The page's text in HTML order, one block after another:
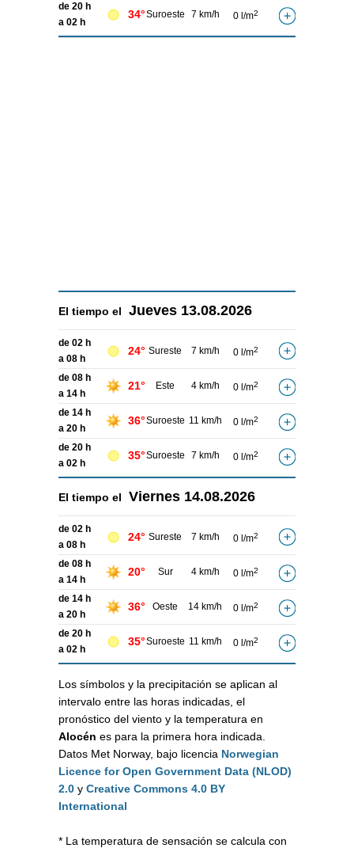
de 20 h
a 02 h
34°Suroeste 7 km/h 0 l/m2
El tiempo el Jueves 13.08.2026
de 02 h
a 08 h
24° Sureste 7 km/h 0 l/m2
de 08 h
a 14 h
21° Este 4 km/h 0 l/m2
de 14 h
a 20 h
36°Suroeste 11 km/h 0 l/m2
de 20 h
a 02 h
35°Suroeste 7 km/h 0 l/m2
El tiempo el Viernes 14.08.2026
de 02 h
a 08 h
24° Sureste 7 km/h 0 l/m2
de 08 h
a 14 h
20° Sur 4 km/h 0 l/m2
de 14 h
a 20 h
36° Oeste 14 km/h 0 l/m2
de 20 h
a 02 h
35°Suroeste 11 km/h 0 l/m2
Los símbolos y la precipitación se aplican al
intervalo entre las horas indicadas, el
pronóstico del viento y la temperatura en
Alocén es para la primera hora indicada.
Datos Met Norway, bajo licencia Norwegian
Licence for Open Government Data (NLOD)
2.0 y Creative Commons 4.0 BY
International
* La temperatura de sensación se calcula con